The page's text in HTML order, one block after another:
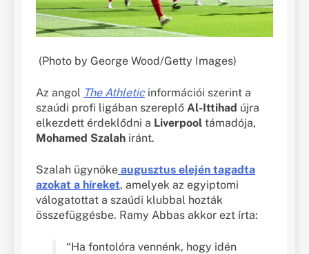
(Photo by George Wood/Getty Images)
Az angol The Athleticinformációi szerint a
szaúdi profi ligában szereplő Al-Ittihad újra
elkezdett érdeklődni a Liverpool támadója,
Mohamed Szalah iránt.
Szalah ügynöke augusztus elején tagadta
azokat a híreket, amelyek az egyiptomi
válogatottat a szaúdi klubbal hozták
összefüggésbe. Ramy Abbas akkor ezt írta:
“Ha fontolóra vennénk, hogy idén